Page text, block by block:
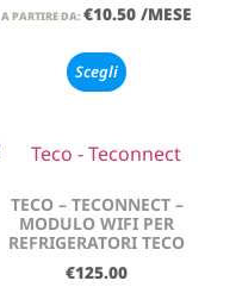
A PARTIRE DA: €10.50 /MESE
Scegli
TECO – TECONNECT –
MODULO WIFI PER
REFRIGERATORI TECO
€125.00